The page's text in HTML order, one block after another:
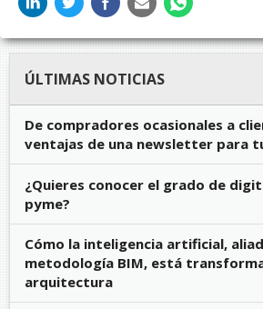
ÚLTIMAS NOTICIAS
De compradores ocasionales a
ventajas de una newsletter para
¿Quieres conocer el grado de
pyme?
Cómo la inteligencia artificial,
metodología BIM, está
arquitectura